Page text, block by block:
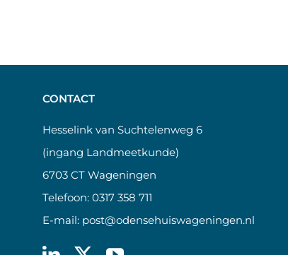
CONTACT
Hesselink van Suchtelenweg 6
(ingang Landmeetkunde)
6703 CT Wageningen
Telefoon: 0317 358 711
E-mail: post@odensehuiswageningen.nl